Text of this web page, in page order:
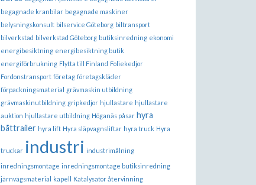
begagnade kranbilar begagnade maskiner
belysningskonsult bilservice Göteborg biltransport
bilverkstad bilverkstad Göteborg butiksinredning ekonomi
energibesiktning energibesiktning butik
energiförbrukning Flytta till Finland Foliekedjor
Fordonstransport företag företagskläder
förpackningsmaterial grävmaskin utbildning
grävmaskinutbildning gripkedjor hjullastare hjullastare
auktion hjullastare utbildning Höganäs påsar hyra
båttrailer hyra lift Hyra släpvagnsliftar hyra truck Hyra
truckar industri industrimålning
inredningsmontage inredningsmontage butiksinredning
järnvägsmaterial kapell Katalysator återvinning